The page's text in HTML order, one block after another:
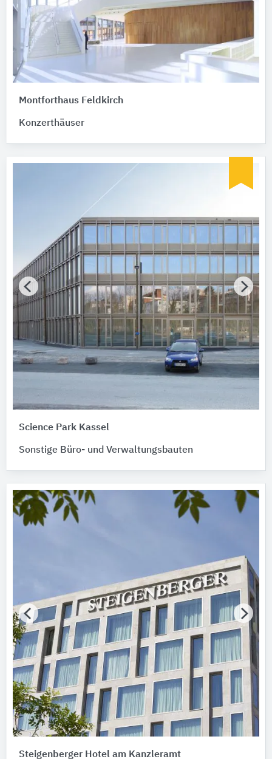
Montforthaus Feldkirch
Konzerthäuser
Science Park Kassel
Sonstige Büro- und Verwaltungsbauten
Steigenberger Hotel am Kanzleramt